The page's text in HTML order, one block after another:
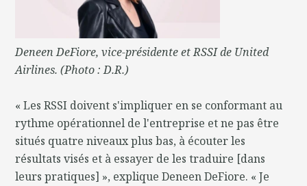
Deneen DeFiore, vice-présidente et RSSI de United
Airlines. (Photo : D.R.)
« Les RSSI doivent s'impliquer en se conformant au
rythme opérationnel de l'entreprise et ne pas être
situés quatre niveaux plus bas, à écouter les
résultats visés et à essayer de les traduire [dans
leurs pratiques] », explique Deneen DeFiore. « Je